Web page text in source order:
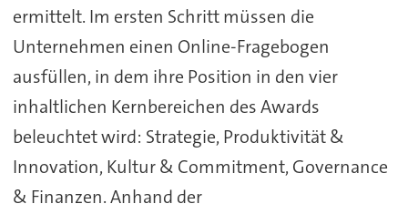
ermittelt. Im ersten Schritt müssen die
Unternehmen einen Online-Fragebogen
ausfüllen, in dem ihre Position in den vier
inhaltlichen Kernbereichen des Awards
beleuchtet wird: Strategie, Produktivität &
Innovation, Kultur & Commitment, Governance
& Finanzen. Anhand der